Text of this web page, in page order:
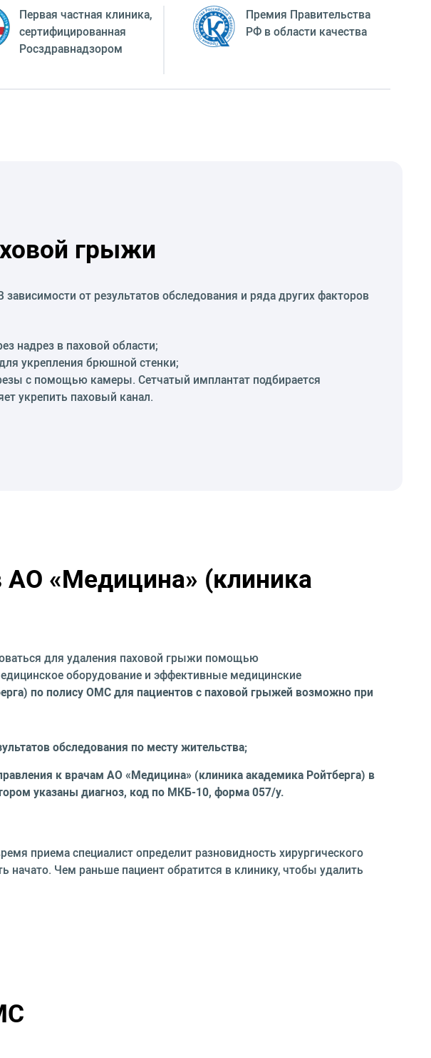
Первая частная клиника,
сертифицированная
Росздравнадзором
Премия Правительства
РФ в области качества
грыжи
от результатов обследования и ряда других факторов
надрез в паховой области;
укрепления брюшной стенки;
с помощью камеры. Сетчатый имплантат подбирается
укрепить паховый канал.
«Медицина» (клиника
для удаления паховой грыжи помощью
оборудование и эффективные медицинские
по полису ОМС для пациентов с паховой грыжей возможно при
обследования по месту жительства;
к врачам АО «Медицина» (клиника академика Ройтберга) в
указаны диагноз, код по МКБ-10, форма 057/у.
приема специалист определит разновидность хирургического
Чем раньше пациент обратится в клинику, чтобы удалить